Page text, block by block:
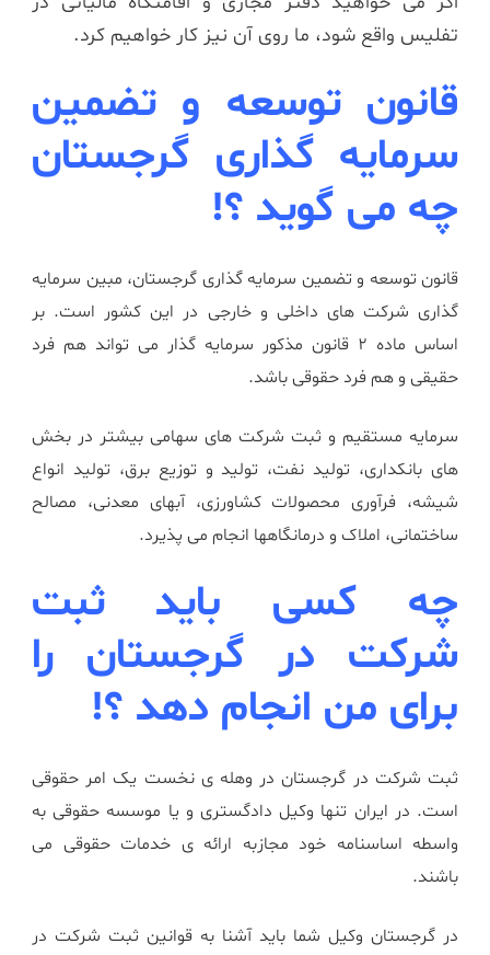
تفلیس واقع شود، ما روی آن نیز کار خواهیم کرد.
قانون توسعه و تضمین
سرمایه گذاری گرجستان
چه می گوید ؟!
قانون توسعه و تضمین سرمایه گذاری گرجستان، مبین سرمایه
گذاری شرکت های داخلی و خارجی در این کشور است. بر
اساس ماده 2 قانون مذکور سرمایه گذار می تواند هم فرد
حقیقی و هم فرد حقوقی باشد.
سرمایه مستقیم و ثبت شرکت های سهامی بیشتر در بخش
های بانکداری، تولید نفت، تولید و توزیع برق، تولید انواع
شیشه، فرآوری محصولات کشاورزی، آبهای معدنی، مصالح
ساختمانی، املاک و درمانگاهها انجام می پذیرد.
چه کسی باید ثبت
شرکت در گرجستان را
برای من انجام دهد ؟!
ثبت شرکت در گرجستان در وهله ی نخست یک امر حقوقی
است. در ایران تنها وکیل دادگستری و یا موسسه حقوقی به
واسطه اساسنامه خود مجازبه ارائه ی خدمات حقوقی می
باشند.
در گرجستان وکیل شما باید آشنا به قوانین ثبت شرکت در